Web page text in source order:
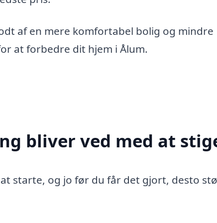
af en mere komfortabel bolig og mindre
at forbedre dit hjem i Ålum.
bliver ved med at
starte, og jo før du får det gjort, desto